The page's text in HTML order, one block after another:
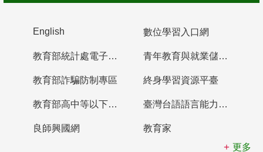
English 數位學習入口網
教育部統計處電子書櫃 青年教育與就業儲蓄帳戶
教育部詐騙防制專區 終身學習資源平臺
教育部高中等以下學校及幼兒園教師資格檢定考試 臺灣台語語言能力認證網站
良師興國網
教育家
更多